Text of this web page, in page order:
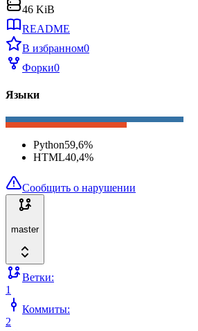
46 KiB
README
В избранном0
Форки0
Языки
Python59,6%
HTML40,4%
Сообщить о нарушении
master
Ветки:
1
Коммиты:
2